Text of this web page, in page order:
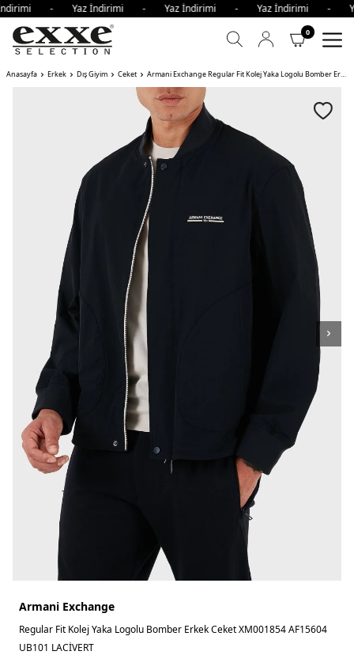
- Yaz İndirimi - Yaz İndirimi - Yaz İndirimi
0
Anasayfa Erkek Dış Giyim Ceket Armani Exchange Regular Fit Kolej Yaka Logolu Bomber Erkek Ceket
Armani Exchange
Regular Fit Kolej Yaka Logolu Bomber Erkek Ceket XM001854 AF15604
UB101 LACİVERT